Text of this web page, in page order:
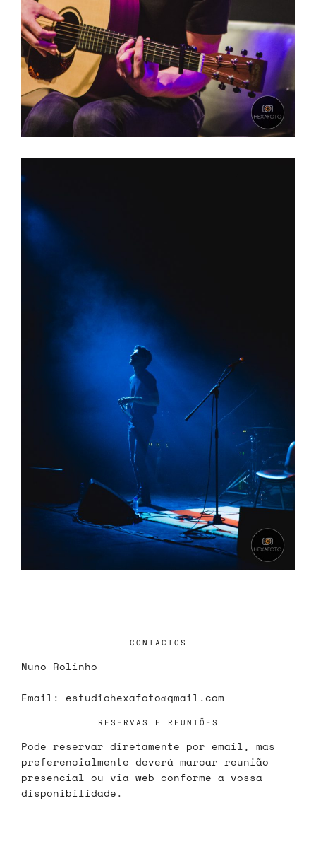
CONTACTOS
Nuno Rolinho
Email: estudiohexafoto@gmail.com
RESERVAS E REUNIÕES
Pode reservar diretamente por email, mas
preferencialmente deverá marcar reunião
presencial ou via web conforme a vossa
disponibilidade.